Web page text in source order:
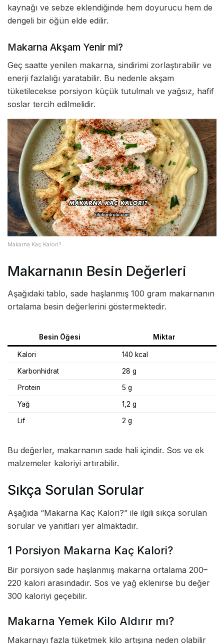
kaynağı ve sebze eklendiğinde hem doyurucu hem de
dengeli bir öğün elde edilir.
Makarna Akşam Yenir mi?
Geç saatte yenilen makarna, sindirimi zorlaştırabilir ve
enerji fazlalığı yaratabilir. Bu nedenle akşam
tüketilecekse porsiyon küçük tutulmalı ve yağsız, hafif
soslar tercih edilmelidir.
Makarna Kaç Kalori?
Makarnanın Besin Değerleri
Aşağıdaki tablo, sade haşlanmış 100 gram makarnanın
ortalama besin değerlerini göstermektedir.
Besin Öğesi Miktar
Kalori 140 kcal
Karbonhidrat 28 g
Protein 5 g
Yağ 1,2 g
Lif 2 g
Bu değerler, makarnanın sade hali içindir. Sos ve ek
malzemeler kaloriyi artırabilir.
Sıkça Sorulan Sorular
Aşağıda “Makarna Kaç Kalori?” ile ilgili sıkça sorulan
sorular ve yanıtları yer almaktadır.
1 Porsiyon Makarna Kaç Kalori?
Bir porsiyon sade haşlanmış makarna ortalama 200–
220 kalori arasındadır. Sos ve yağ eklenirse bu değer
300 kaloriyi geçebilir.
Makarna Yemek Kilo Aldırır mı?
Makarnayı fazla tüketmek kilo artışına neden olabilir